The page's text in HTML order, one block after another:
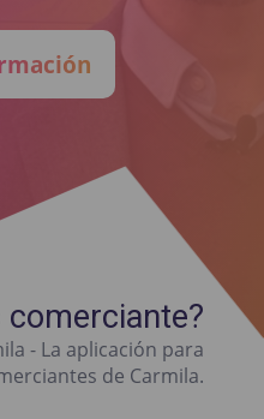
comerciante?
- La aplicación para
de Carmila.